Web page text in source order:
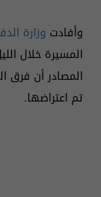
وأفادت وزارة
المصادر أن فرق
تم اعتراضها.